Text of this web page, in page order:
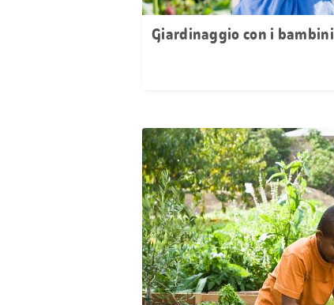
Giardinaggio con i bambini